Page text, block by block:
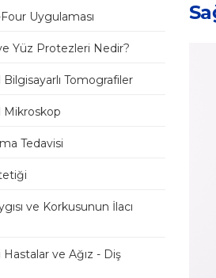
Uygulaması
Yüz Protezleri Nedir?
Tomografiler
Mikroskop
Tedavisi
ve Korkusunun İlacı
Hastalar ve Ağız - Diş